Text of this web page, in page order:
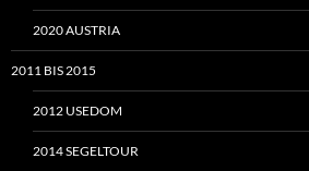
2020 AUSTRIA
2011 BIS 2015
2012 USEDOM
2014 SEGELTOUR